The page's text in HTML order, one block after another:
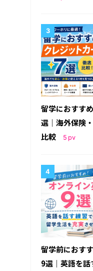
留学におすす
選｜海外保険
比較
5 pv
留学前におす
9選｜英語を